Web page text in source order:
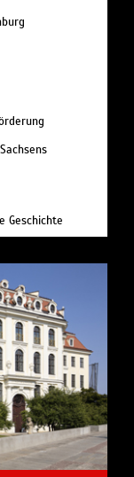
Geschichte